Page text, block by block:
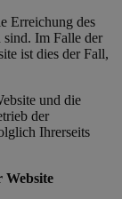
Erreichung des
Im Falle der
ist dies der Fall,
und die
der
Ihrerseits
Website